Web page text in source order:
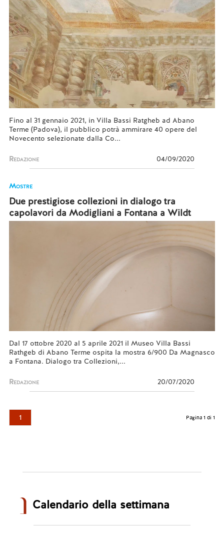
Fino al 31 gennaio 2021, in Villa Bassi Ratgheb ad Abano
Terme (Padova), il pubblico potrà ammirare 40 opere del
Novecento selezionate dalla Co...
Redazione 04/09/2020
Mostre
Due prestigiose collezioni in dialogo tra
capolavori da Modigliani a Fontana a Wildt
Dal 17 ottobre 2020 al 5 aprile 2021 il Museo Villa Bassi
Rathgeb di Abano Terme ospita la mostra 6/900 Da Magnasco
a Fontana. Dialogo tra Collezioni,...
Redazione 20/07/2020
1 Pagina 1 di 1
Calendario della settimana